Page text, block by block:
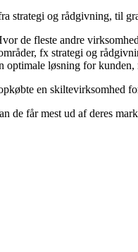
og rådgivning, til
de fleste andre
fx strategi og
løsning for
en skiltevirksomhed
de får mest ud af deres